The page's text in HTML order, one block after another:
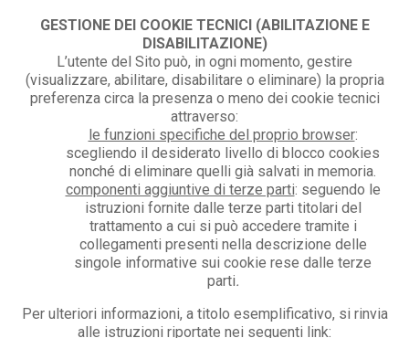
GESTIONE DEI COOKIE TECNICI (ABILITAZIONE E
DISABILITAZIONE)
L’utente del Sito può, in ogni momento, gestire
(visualizzare, abilitare, disabilitare o eliminare) la propria
preferenza circa la presenza o meno dei cookie tecnici
attraverso:
le funzioni specifiche del proprio browser:
scegliendo il desiderato livello di blocco cookies
nonché di eliminare quelli già salvati in memoria.
componenti aggiuntive di terze parti: seguendo le
istruzioni fornite dalle terze parti titolari del
trattamento a cui si può accedere tramite i
collegamenti presenti nella descrizione delle
singole informative sui cookie rese dalle terze
parti.
Per ulteriori informazioni, a titolo esemplificativo, si rinvia
alle istruzioni riportate nei seguenti link: